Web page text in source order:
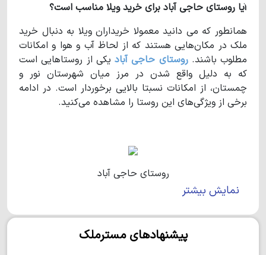
آیا روستای حاجی آباد برای خرید ویلا مناسب است؟
همانطور که می دانید معمولا خریداران ویلا به دنبال خرید
ملک در مکان‌هایی هستند که از لحاظ آب و هوا و امکانات
مطلوب باشند.روستای حاجی آباد یکی از روستاهایی است
که به دلیل واقع شدن در مرز میان شهرستان نور و
چمستان، از امکانات نسبتا بالایی برخوردار است. در ادامه
برخی از ویژگی‌های این روستا را مشاهده می‌کنید.
روستای حاجی آباد
مشخصاتروستای حاجی آباد
روستای حاجی آبادروستایی در شهرستان نور می‌باشد و
یکی از روستاهای برند و به نام است. این روستا جمعیتی
نمایش بیشتر
پیشنهادهای مسترملک